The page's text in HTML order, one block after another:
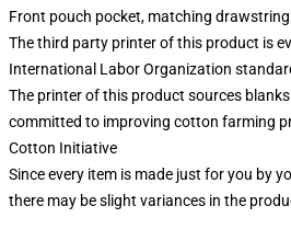
Front pouch pocket, matching
The third party printer of this product is
International Labor Organization
The printer of this product sources
committed to improving cotton farming
Cotton Initiative
Since every item is made just for you by
there may be slight variances in the